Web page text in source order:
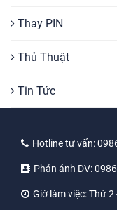
Thay PIN
Thủ Thuật
Tin Tức
Hotline tư vấn:
Phản ánh DV:
Giờ làm việc:Thứ 2